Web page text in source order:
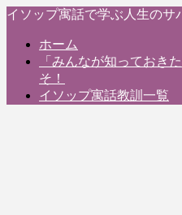
イソップ寓話で学ぶ人生のサ
ホーム
「みんなが知っておき
そ！
イソップ寓話教訓一覧